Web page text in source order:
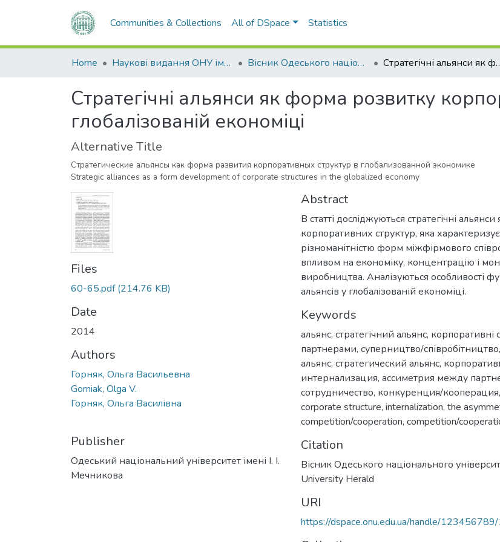
Communities & Collections All of DSpace Statistics
Home Наукові видання ОНУ імені І. І. Мечникова Вісник Одеського національного університету. Економіка Стратегічні альянси як форма
Стратегічні альянси як форма розвитку
глобалізованій економіці
Alternative Title
Стратегические альянсы как форма развития корпоративных структур в глобализованной экономике
Strategic alliances as a form development of corporate structures in the globalized economy
Files
60-65.pdf(214.76 KB)
Date
2014
Authors
Горняк, Ольга Васильевна
Gorniak, Olga V.
Горняк, Ольга Василівна
Publisher
Одеський національний університет імені І. І.
Мечникова
Abstract
В статті досліджуються стратегічні
корпоративних структур, яка
різноманітністю форм міжфірмового
впливом на економіку, концентрацію і
виробництва. Аналізуються особливості
альянсів у глобалізованій економіці.
Keywords
альянс, стратегічний альянс, корпоративні
партнерами, суперництво/співробітництво,
альянс, стратегический альянс,
интернализация, ассиметрия между
сотрудничество, конкуренция/кооперация,
corporate structure, internalization, the
competition/cooperation, competition/
Citation
Вісник Одеського національного
University Herald
URI
https://dspace.onu.edu.ua/handle/